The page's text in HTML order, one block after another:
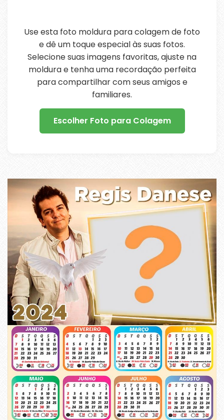
Use esta foto moldura para colagem de foto
e dê um toque especial às suas fotos.
Selecione suas imagens favoritas, ajuste na
moldura e tenha uma recordação perfeita
para compartilhar com seus amigos e
familiares.
Escolher Foto para Colagem